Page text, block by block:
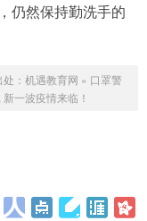
仍然保持勤洗手的
： 机遇教育网 » 口罩警
一波疫情来临！